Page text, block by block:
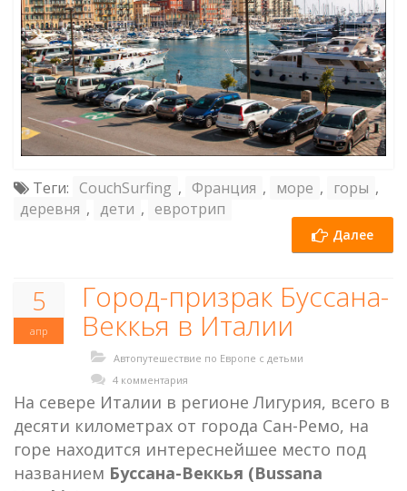
Теги: CouchSurfing , Франция , море , горы ,
деревня , дети , евротрип
Далее
5
апр
Город-призрак Буссана-
Веккья в Италии
Автопутешествие по Европе с детьми
4 комментария
На севере Италии в регионе Лигурия, всего в
десяти километрах от города Сан-Ремо, на
горе находится интереснейшее место под
названием Буссана-Веккья (Bussana